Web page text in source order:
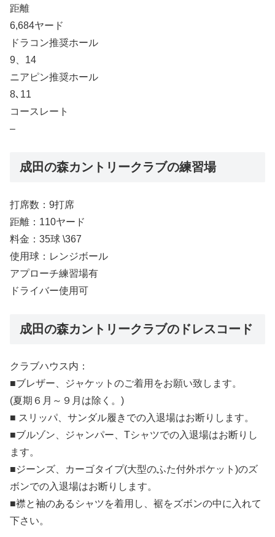
距離
6,684ヤード
ドラコン推奨ホール
9、14
ニアピン推奨ホール
8､11
コースレート
–
成田の森カントリークラブの練習場
打席数：9打席
距離：110ヤード
料金：35球 \367
使用球：レンジボール
アプローチ練習場有
ドライバー使用可
成田の森カントリークラブのドレスコード
クラブハウス内：
■ブレザー、ジャケットのご着用をお願い致します。
(夏期６月～９月は除く。)
■ スリッパ、サンダル履きでの入退場はお断りします。
■ブルゾン、ジャンパー、Tシャツでの入退場はお断りし
ます。
■ジーンズ、カーゴタイプ(大型のふた付外ポケット)のズ
ボンでの入退場はお断りします。
■襟と袖のあるシャツを着用し、裾をズボンの中に入れて
下さい。